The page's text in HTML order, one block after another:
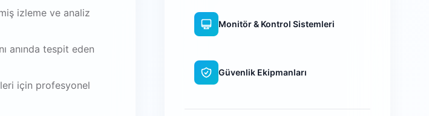
izleme ve analiz
anında tespit eden
için profesyonel
Monitör & Kontrol Sistemleri
Güvenlik Ekipmanları